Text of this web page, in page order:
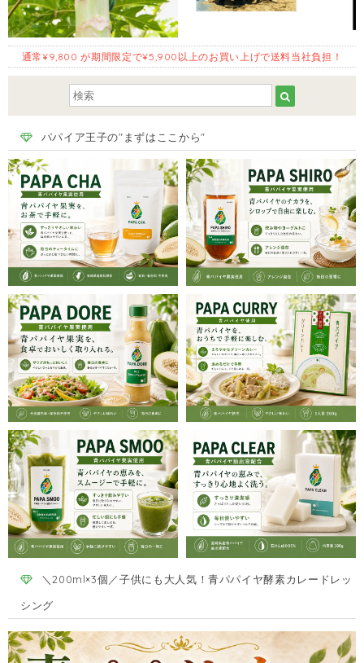
通常¥9,800 が期間限定で¥5,900以上のお買い上げで送料当社負担！
パパイア王子の"まずはここから"
＼200ml×3個／子供にも大人気！青パパイヤ酵素カレードレッ
シング